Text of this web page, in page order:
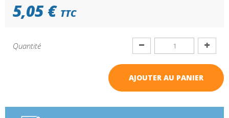
5,05 € TTC
Quantité
AJOUTER AU PANIER